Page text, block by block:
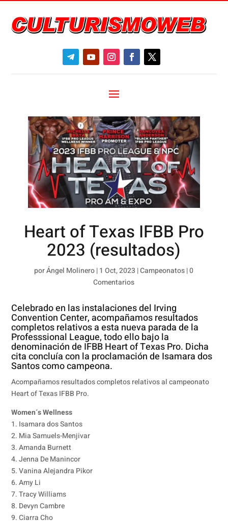
Heart of Texas IFBB Pro
2023 (resultados)
porÁngel Molinero|1 Oct, 2023 |Campeonatos|0
Comentarios
Celebrado en las instalaciones del Irving
Convention Center, acompañamos resultados
completos relativos a esta nueva parada de la
Professsional League, todo ello bajo la
denominación de IFBB Heart of Texas Pro. Dicha
cita concluía con la proclamación de Isamara dos
Santos como campeona.
Acompañamos resultados completos relativos al campeonato
Heart of Texas IFBB Pro.
Women´s Wellness
1. Isamara dos Santos
2. Mia Samuels-Menjivar
3. Amanda Burnett
4. Jenna De Manincor
5. Vanina Alejandra Pikor
6. Amy Li
7. Tracy Williams
8. Devyn Cambre
9. Ciarra Cho